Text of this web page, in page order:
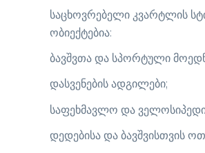
საცხოვრებელი კვარტლის
ობიექტებია:
ბავშვთა და სპორტული
დასვენების ადგილები;
საფეხმავლო და
დედებისა და ბავშვისთვის